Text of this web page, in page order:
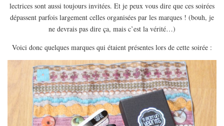
lectrices sont aussi toujours invitées. Et je peux vous dire que ces soirées
dépassent parfois largement celles organisées par les marques ! (bouh, je
ne devrais pas dire ça, mais c’est la vérité…)
Voici donc quelques marques qui étaient présentes lors de cette soirée :